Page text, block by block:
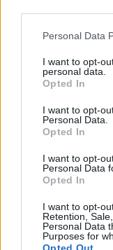
Please note that
not limited to your
grant or deny
use your data for
consent section.
Personal Data
I want to opt-
personal data.
Opted In
I want to opt-
Personal Data.
Opted In
I want to opt-
Personal Data
Opted In
I want to opt-
Retention,
Personal Data
Purposes for